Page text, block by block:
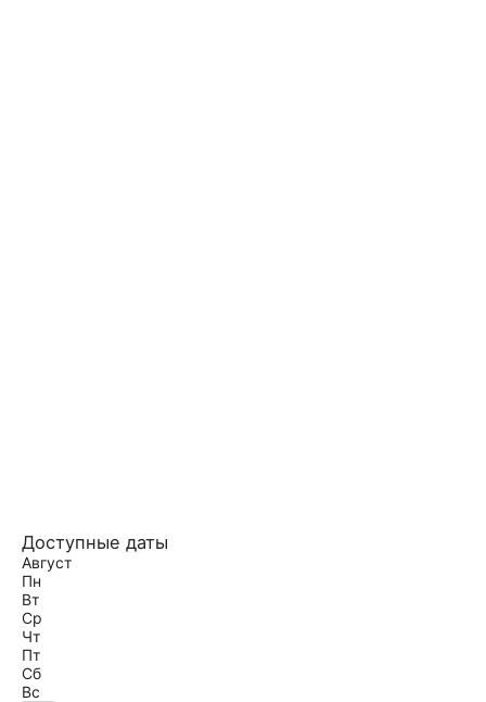
Доступные даты
Август
Пн
Вт
Ср
Чт
Пт
Сб
Вс